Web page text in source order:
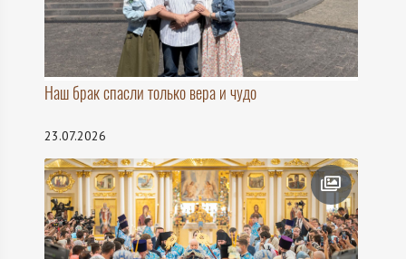
Наш брак спасли только вера и чудо
23.07.2026